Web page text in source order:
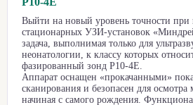
Выйти на новый уровень точности при
стационарных УЗИ-установок
задача, выполнимая только для
неонатологии, к классу которых
фазированный зонд P10-4E.
Аппарат оснащен «прокачанными»
сканирования и безопасен для осмотра
начиная с самого рождения.